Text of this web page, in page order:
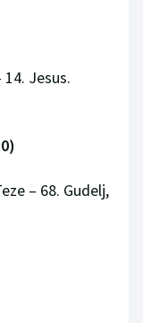
Jesus.
– 68. Gudelj,